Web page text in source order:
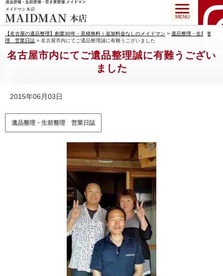
MENU
【名古屋の遺品整理】創業30年・見積無料｜追加料金なしのメイドマン > 遺品整理・生前整
理 営業日誌 > 名古屋市内にてご遺品整理誠に有難うございました
名古屋市内にてご遺品整理誠に有難うござい
ました
2015年06月03日
遺品整理・生前整理 営業日誌